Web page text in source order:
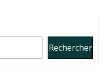
Rechercher